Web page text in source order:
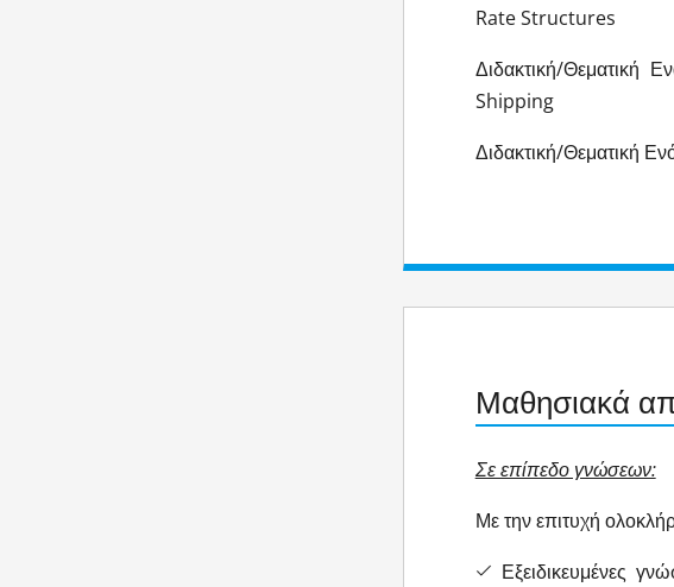
Rate Structures
Διδακτική/
Shipping
Διδακτική/Θεματική
Μαθησιακά
Σε επίπεδο γνώσεων:
​Με την επιτυχή
Εξειδικευμένες